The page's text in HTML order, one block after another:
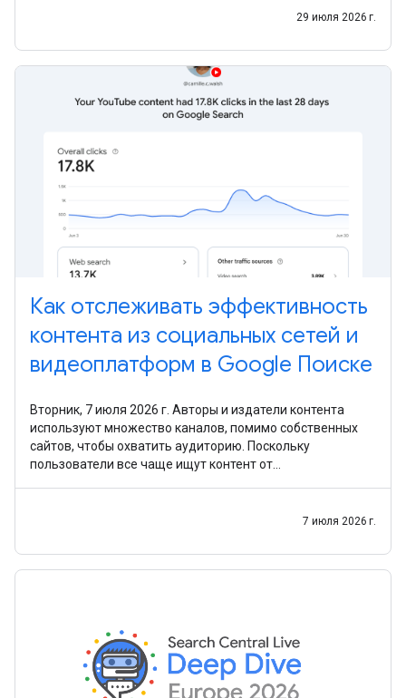
29 июля 2026 г.
Как отслеживать эффективность
контента из социальных сетей и
видеоплатформ в Google Поиске
Вторник, 7 июля 2026 г. Авторы и издатели контента
используют множество каналов, помимо собственных
сайтов, чтобы охватить аудиторию. Поскольку
пользователи все чаще ищут контент от
7 июля 2026 г.